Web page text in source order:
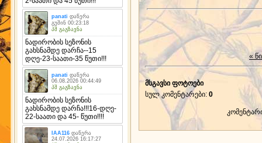
«
მსგავსი ფოტოები
სულ კომენტარები: 0